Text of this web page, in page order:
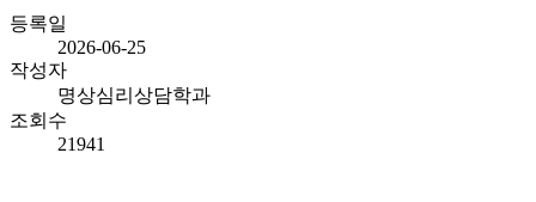
등록일
2026-06-25
작성자
명상심리상담학과
조회수
21941